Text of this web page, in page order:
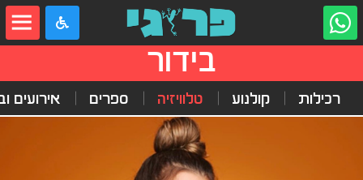
בידור
רכילות קולנוע טלוויזיה ספרים אירועים